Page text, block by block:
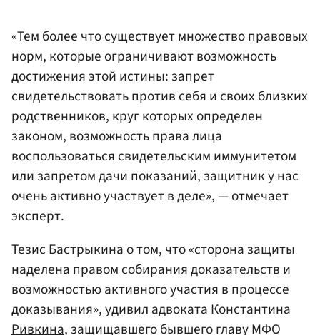
«Тем более что существует множество правовых
норм, которые ограничивают возможность
достижения этой истины: запрет
свидетельствовать против себя и своих близких
родственников, круг которых определен
законом, возможность права лица
воспользоваться свидетельским иммунитетом
или запретом дачи показаний, защитник у нас
очень активно участвует в деле», — отмечает
эксперт.
Тезис Бастрыкина о том, что «сторона защиты
наделена правом собирания доказательств и
возможностью активного участия в процессе
доказывания», удивил адвоката Константина
Ривкина, защищавшего бывшего главу МФО